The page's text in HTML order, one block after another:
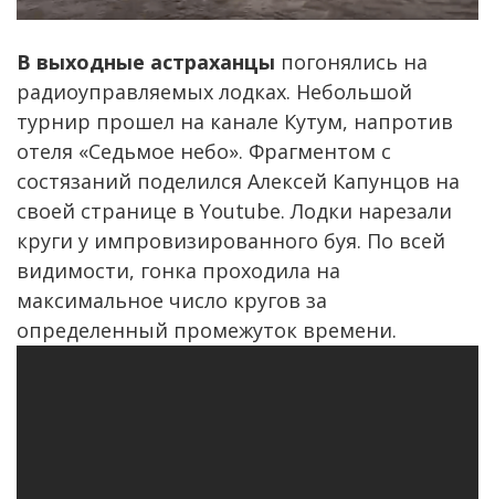
В выходные астраханцы погонялись на
радиоуправляемых лодках. Небольшой
турнир прошел на канале Кутум, напротив
отеля «Седьмое небо». Фрагментом с
состязаний поделился Алексей Капунцов на
своей странице в Youtube. Лодки нарезали
круги у импровизированного буя. По всей
видимости, гонка проходила на
максимальное число кругов за
определенный промежуток времени.